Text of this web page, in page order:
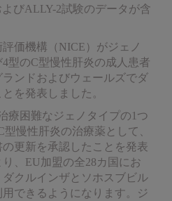
びALLY-2試験のデータが含
価機構（NICE）がジェノ
型のC型慢性肝炎の成人患者
ンドおよびウェールズでダ
を発表しました。
療困難なジェノタイプの1つ
慢性肝炎の治療薬として、
更新を承認したことを発表
、EU加盟の全28カ国にお
クルインザとソホスブビル
できるようになります。ジ